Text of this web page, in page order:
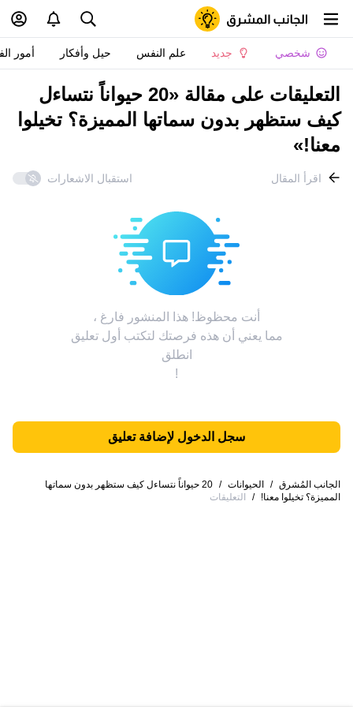
شخصي جديد علم النفس حيل وأفكار أمور
التعليقات على مقالة «20 حيواناً نتساءل
كيف ستظهر بدون سماتها المميزة؟ تخيلوا
معنا!»
اقرأ المقال استقبال الاشعارات
أنت محظوظ! هذا المنشور فارغ ،
مما يعني أن هذه فرصتك لتكتب أول تعليق
انطلق
!
سجل الدخول لإضافة تعليق
الجانب المُشرق / الحيوانات /
20 حيواناً نتساءل كيف ستظهر بدون سماتها
المميزة؟ تخيلوا معنا!
/ التعليقات